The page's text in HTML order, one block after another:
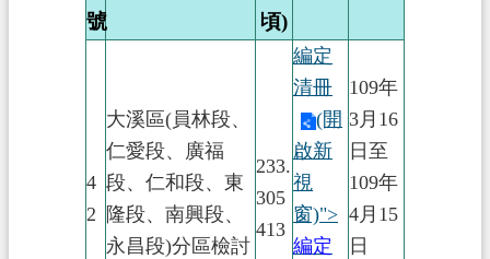
號
頃)
4
2
大溪區(員林段、
仁愛段、廣福
段、仁和段、東
隆段、南興段、
永昌段)分區檢討
233.
305
413
編定
清冊
(開
啟新
視
窗)">
編定
109年
3月16
日至
109年
4月15
日